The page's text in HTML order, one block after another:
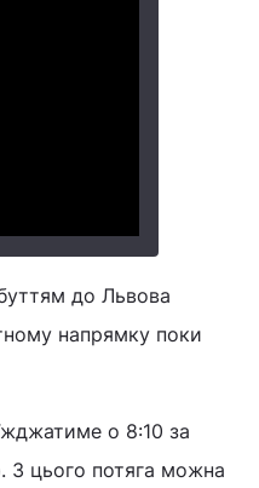
до Львова
напрямку поки
о 8:10 за
З цього потяга можна